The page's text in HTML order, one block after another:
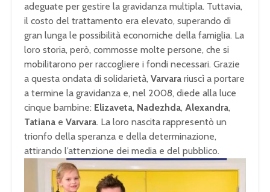
adeguate per gestire la gravidanza multipla. Tuttavia,
il costo del trattamento era elevato, superando di
gran lunga le possibilità economiche della famiglia. La
loro storia, però, commosse molte persone, che si
mobilitarono per raccogliere i fondi necessari. Grazie
a questa ondata di solidarietà, Varvara riuscì a portare
a termine la gravidanza e, nel 2008, diede alla luce
cinque bambine: Elizaveta, Nadezhda, Alexandra,
Tatiana e Varvara. La loro nascita rappresentò un
trionfo della speranza e della determinazione,
attirando l’attenzione dei media e del pubblico.